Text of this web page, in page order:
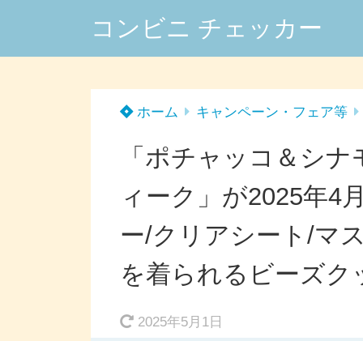
コンビニ チェッカー
ホーム キャンペーン・フェア等
「ポチャッコ＆シ
ィーク」が2025年4
ー/クリアシート/マ
を着られるビーズク
2025年5月1日